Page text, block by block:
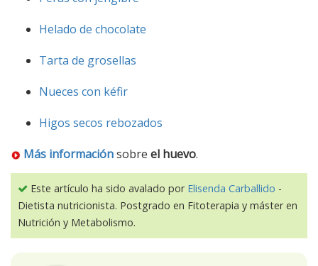
Helado de chocolate
Tarta de grosellas
Nueces con kéfir
Higos secos rebozados
Más informaciónsobre el huevo.
Este artículo ha sido avalado por Elisenda Carballido -
Dietista nutricionista. Postgrado en Fitoterapia y máster en
Nutrición y Metabolismo.